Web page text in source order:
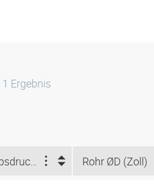
1 Ergebnis
Betriebsdruck (psi) Rohr ØD (Zoll)